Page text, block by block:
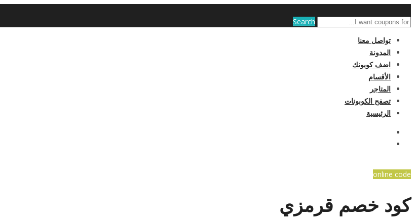
Search
تواصل معنا
المدونة
اضف كوبونك
الأقسام
المتاجر
تصفح الكوبونات
الرئيسية
online code
كود خصم قرمزي